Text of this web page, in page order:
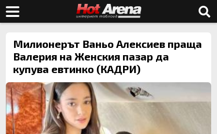
Милионерът Ваньо Алексиев праща
Валерия на Женския пазар да
купува евтинко (КАДРИ)